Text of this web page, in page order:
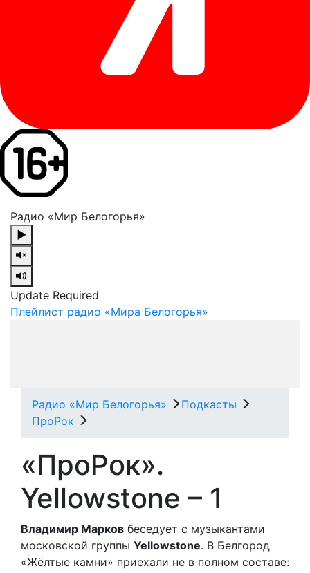
Радио «Мир Белогорья»
Update Required
Плейлист радио «Мира Белогорья»
Радио «Мир Белогорья»
Подкасты
ПроРок
«ПроРок».
Yellowstone – 1
Владимир Марков беседует с музыкантами
московской группы Yellowstone. В Белгород
«Жёлтые камни» приехали не в полном составе: